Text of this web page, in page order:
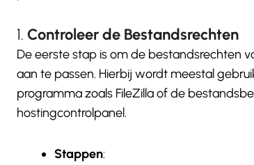
1. Controleer de Bestandsrechten
De eerste stap is om de bestandsrechten
aan te passen. Hierbij wordt meestal
programma zoals FileZilla of de
hostingcontrolpanel.
Stappen: